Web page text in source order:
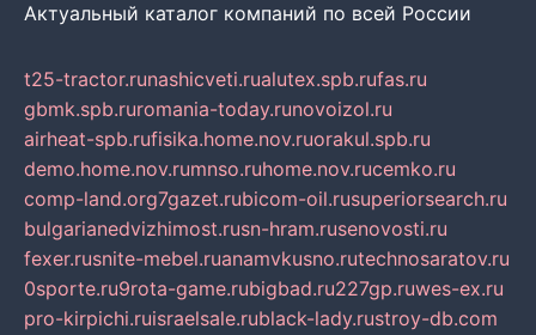
Актуальный каталог компаний по всей России
t25-tractor.runashicveti.rualutex.spb.rufas.ru
gbmk.spb.ruromania-today.runovoizol.ru
airheat-spb.rufisika.home.nov.ruorakul.spb.ru
demo.home.nov.rumnso.ruhome.nov.rucemko.ru
comp-land.org7gazet.rubicom-oil.rusuperiorsearch.ru
bulgarianedvizhimost.rusn-hram.rusenovosti.ru
fexer.rusnite-mebel.ruanamvkusno.rutechnosaratov.ru
0sporte.ru9rota-game.rubigbad.ru227gp.ruwes-ex.ru
pro-kirpichi.ruisraelsale.rublack-lady.rustroy-db.com